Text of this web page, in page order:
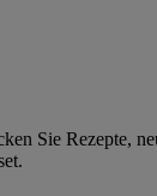
Sie Rezepte,